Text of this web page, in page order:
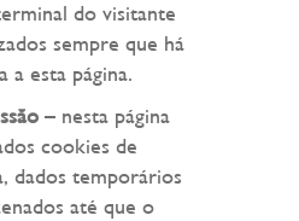
do visitante
sempre que há
a esta página.
– nesta página
cookies de
dados temporários
até que o